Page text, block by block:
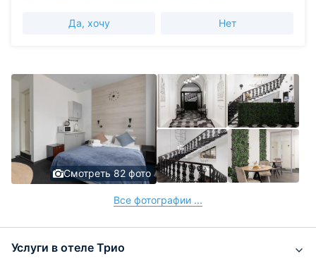
Да, хочу Нет
Смотреть 82 фото
Все фотографии ...
Услуги в отеле Трио